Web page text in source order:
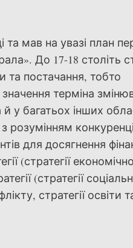
та мав на увазі план
До 17-18 століть
постачання, тобто
терміна
у багатьох інших
розумінням
для досягнення
(стратегії
(стратегії
стратегії освіти